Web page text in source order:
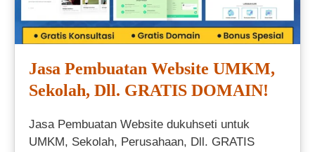
Jasa Pembuatan Website UMKM,
Sekolah, Dll. GRATIS DOMAIN!
Jasa Pembuatan Website dukuhseti untuk
UMKM, Sekolah, Perusahaan, Dll. GRATIS